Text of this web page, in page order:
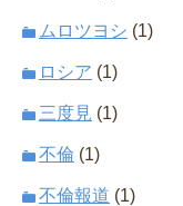
ムロツヨシ (1)
ロシア (1)
三度見 (1)
不倫 (1)
不倫報道 (1)